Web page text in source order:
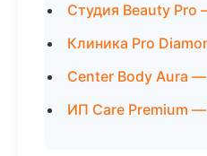
Студия Beauty Pro
Клиника Pro
Center Body Aura
ИП Care Premium